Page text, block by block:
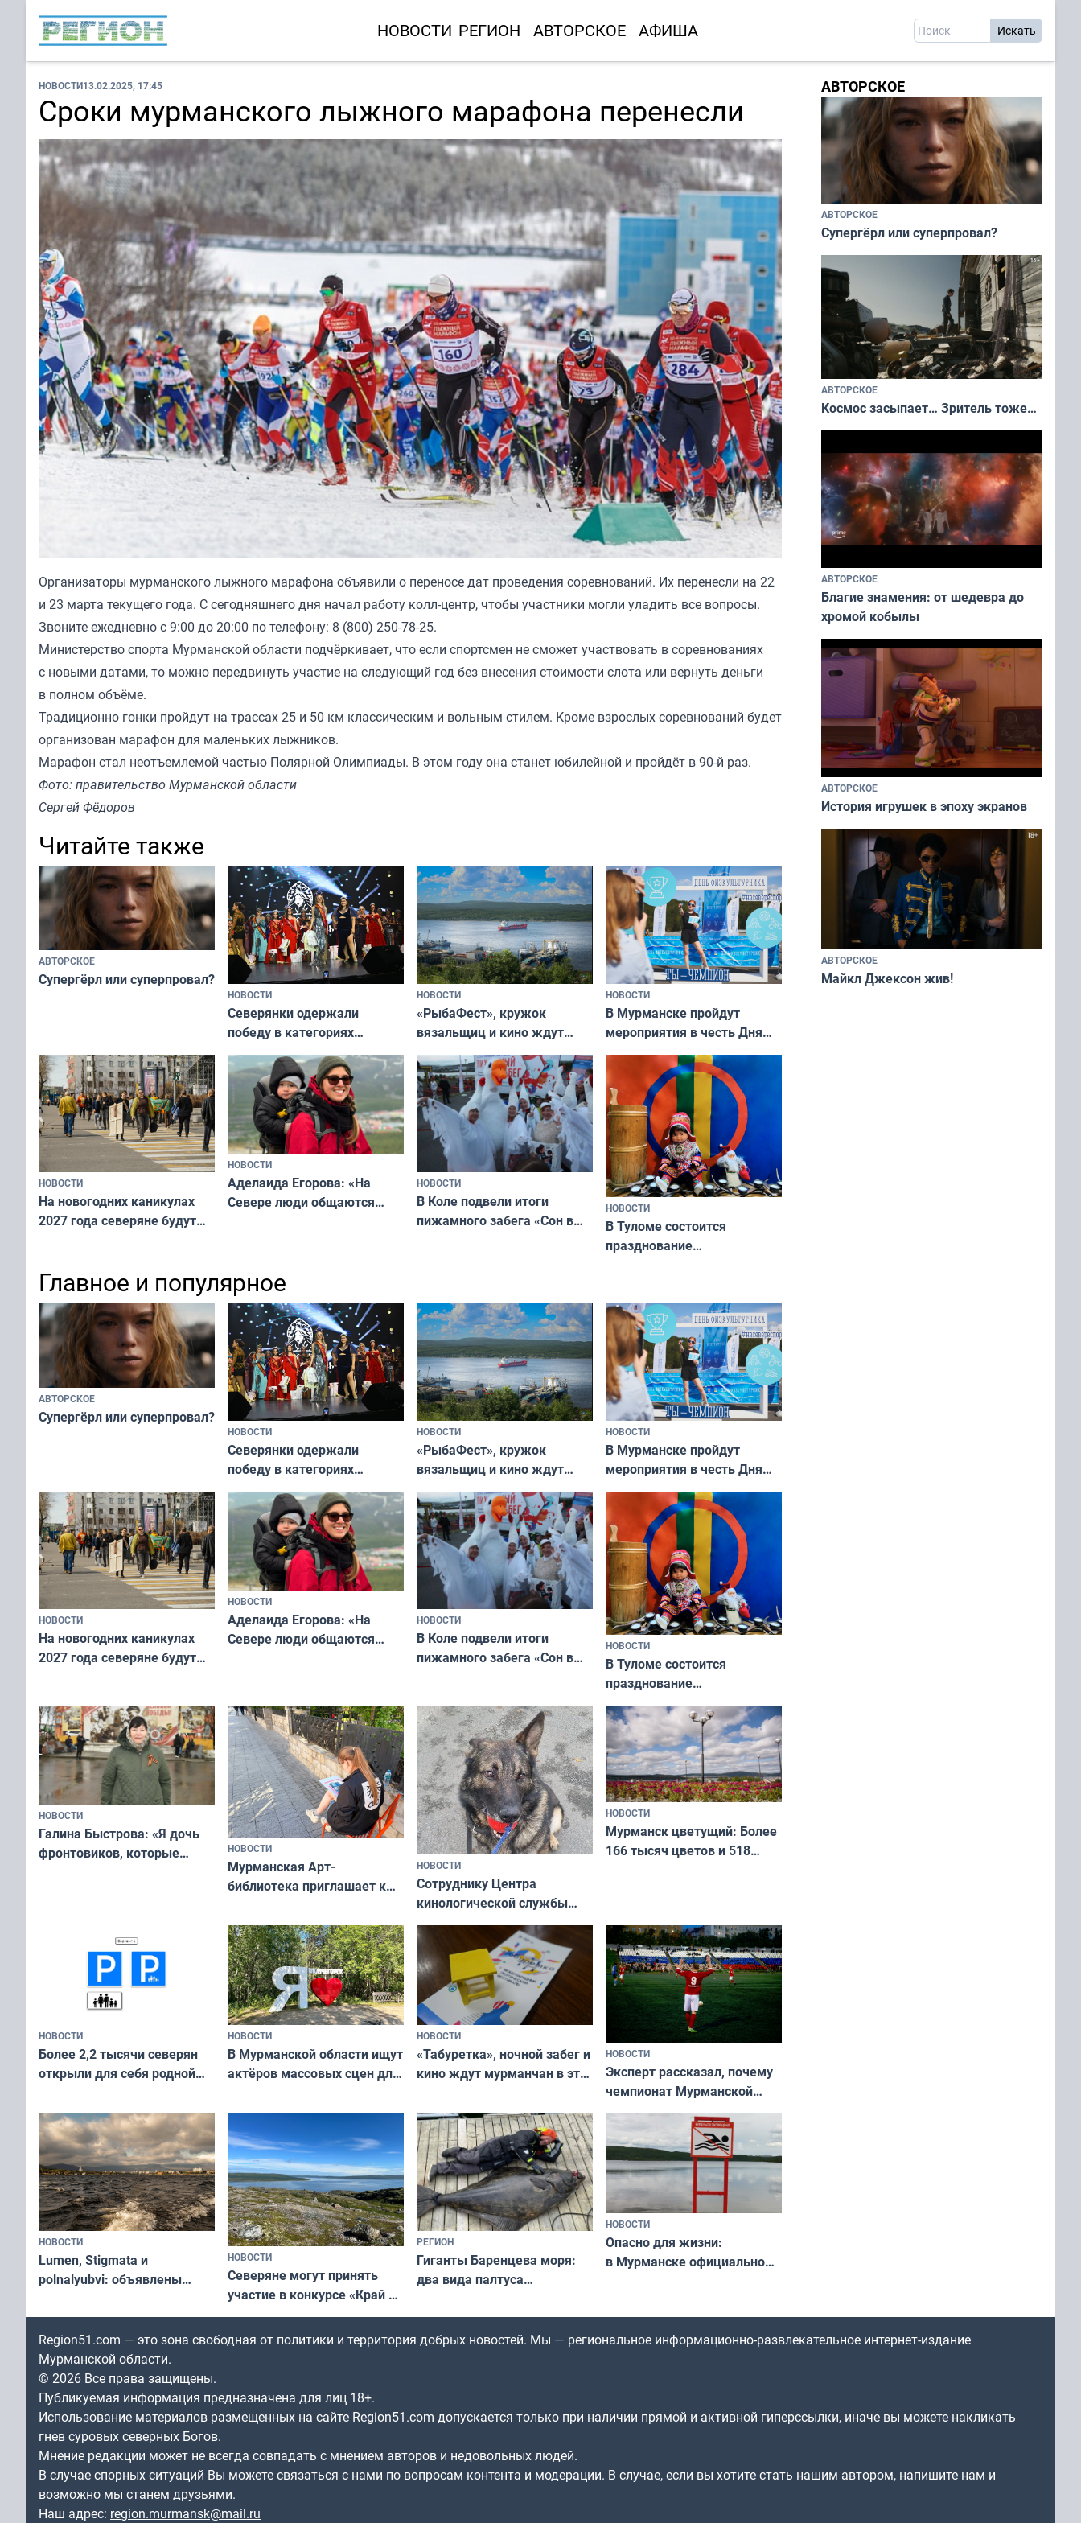
НОВОСТИ РЕГИОН АВТОРСКОЕ АФИША
НОВОСТИ13.02.2025, 17:45
Сроки мурманского лыжного марафона перенесли
Организаторы мурманского лыжного марафона объявили о переносе дат проведения соревнований. Их перенесли на 22
и 23 марта текущего года. С сегодняшнего дня начал работу колл-центр, чтобы участники могли уладить все вопросы.
Звоните ежедневно с 9:00 до 20:00 по телефону: 8 (800) 250-78-25.
Министерство спорта Мурманской области подчёркивает, что если спортсмен не сможет участвовать в соревнованиях
с новыми датами, то можно передвинуть участие на следующий год без внесения стоимости слота или вернуть деньги
в полном объёме.
Традиционно гонки пройдут на трассах 25 и 50 км классическим и вольным стилем. Кроме взрослых соревнований будет
организован марафон для маленьких лыжников.
Марафон стал неотъемлемой частью Полярной Олимпиады. В этом году она станет юбилейной и пройдёт в 90-й раз.
Фото: правительство Мурманской области
Сергей Фёдоров
Читайте также
АВТОРСКОЕ
Супергёрл или суперпровал?
НОВОСТИ
Северянки одержали
победу в категориях
всероссийского конкурса
«Мисс и Миссис Великая
Русь»
НОВОСТИ
«РыбаФест», кружок
вязальщиц и кино ждут
мурманчан в эти выходные
НОВОСТИ
В Мурманске пройдут
мероприятия в честь Дня
физкультурника
НОВОСТИ
На новогодних каникулах
2027 года северяне будут
НОВОСТИ
Аделаида Егорова: «На
Севере люди общаются
НОВОСТИ
В Коле подвели итоги
пижамного забега «Сон в
НОВОСТИ
В Туломе состоится
празднование
Главное и популярное
АВТОРСКОЕ
Супергёрл или суперпровал?
НОВОСТИ
Северянки одержали
победу в категориях
всероссийского конкурса
«Мисс и Миссис Великая
Русь»
НОВОСТИ
«РыбаФест», кружок
вязальщиц и кино ждут
мурманчан в эти выходные
НОВОСТИ
В Мурманске пройдут
мероприятия в честь Дня
физкультурника
НОВОСТИ
На новогодних каникулах
2027 года северяне будут
НОВОСТИ
Аделаида Егорова: «На
Севере люди общаются
НОВОСТИ
В Коле подвели итоги
пижамного забега «Сон в
НОВОСТИ
В Туломе состоится
празднование
Международного дня
коренных народов мира
НОВОСТИ
Галина Быстрова: «Я дочь
фронтовиков, которые
НОВОСТИ
Мурманская Арт-
библиотека приглашает к
и фотографов
НОВОСТИ
Сотруднику Центра
кинологической службы
ищут новый дом
НОВОСТИ
Мурманск цветущий: Более
166 тысяч цветов и 518
НОВОСТИ
Более 2,2 тысячи северян
открыли для себя родной
«Туризм для своих»
НОВОСТИ
В Мурманской области ищут
актёров массовых сцен для
короткометражном фильме
НОВОСТИ
«Табуретка», ночной забег и
кино ждут мурманчан в эти
НОВОСТИ
Эксперт рассказал, почему
чемпионат Мурманской
области по футболу остался
незамеченным
НОВОСТИ
Lumen, Stigmata и
polnalyubvi: объявлены
«Имандра» в 2026 года
НОВОСТИ
Северяне могут принять
участие в конкурсе «Край у
северной границы: фотогид
по Печенгскому округу»
РЕГИОН
Гиганты Баренцева моря:
два вида палтуса
НОВОСТИ
Опасно для жизни:
в Мурманске официально
АВТОРСКОЕ
АВТОРСКОЕ
Супергёрл или суперпровал?
АВТОРСКОЕ
Космос засыпает… Зритель тоже…
АВТОРСКОЕ
Благие знамения: от шедевра до
хромой кобылы
АВТОРСКОЕ
История игрушек в эпоху экранов
АВТОРСКОЕ
Майкл Джексон жив!
Region51.com — это зона свободная от политики и территория добрых новостей. Мы — региональное информационно-развлекательное интернет-издание
Мурманской области.
© 2026 Все права защищены.
Публикуемая информация предназначена для лиц 18+.
Использование материалов размещенных на сайте Region51.com допускается только при наличии прямой и активной гиперссылки, иначе вы можете накликать
гнев суровых северных Богов.
Мнение редакции может не всегда совпадать с мнением авторов и недовольных людей.
В случае спорных ситуаций Вы можете связаться с нами по вопросам контента и модерации. В случае, если вы хотите стать нашим автором, напишите нам и
возможно мы станем друзьями.
Наш адрес: region.murmansk@mail.ru